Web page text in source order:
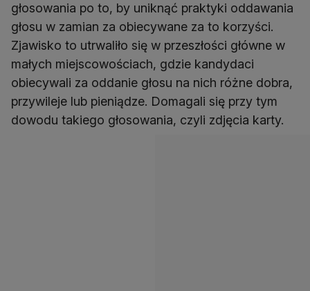
głosowania po to, by uniknąć praktyki oddawania
głosu w zamian za obiecywane za to korzyści.
Zjawisko to utrwaliło się w przeszłości główne w
małych miejscowościach, gdzie kandydaci
obiecywali za oddanie głosu na nich różne dobra,
przywileje lub pieniądze. Domagali się przy tym
dowodu takiego głosowania, czyli zdjęcia karty.